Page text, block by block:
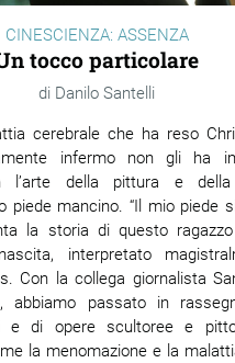
CINESCIENZA: ASSENZA
tocco particolare
Danilo Santelli
cerebrale che ha reso
infermo non gli ha
l’arte della pittura e della
piede mancino. “Il mio piede
la storia di questo ragazzo
interpretato
Con la collega giornalista
abbiamo passato in
e di opere scultoree e
la menomazione e la